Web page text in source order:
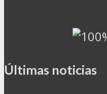
Últimas noticias